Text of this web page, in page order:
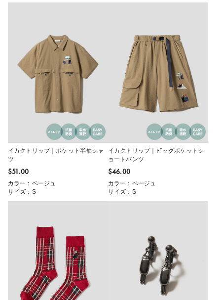
イカクトリップ｜ポケット半袖シャ
ツ
$‌51.00
カラー：ベージュ
サイズ：S
イカクトリップ｜ビッグポケットシ
ョートパンツ
$‌46.00
カラー：ベージュ
サイズ：S